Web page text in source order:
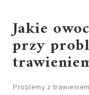
Jakie
przy
Problemy z